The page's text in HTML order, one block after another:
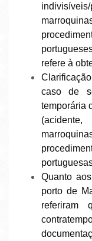
refere à
caso de
temporária
Quanto
porto de
referiram